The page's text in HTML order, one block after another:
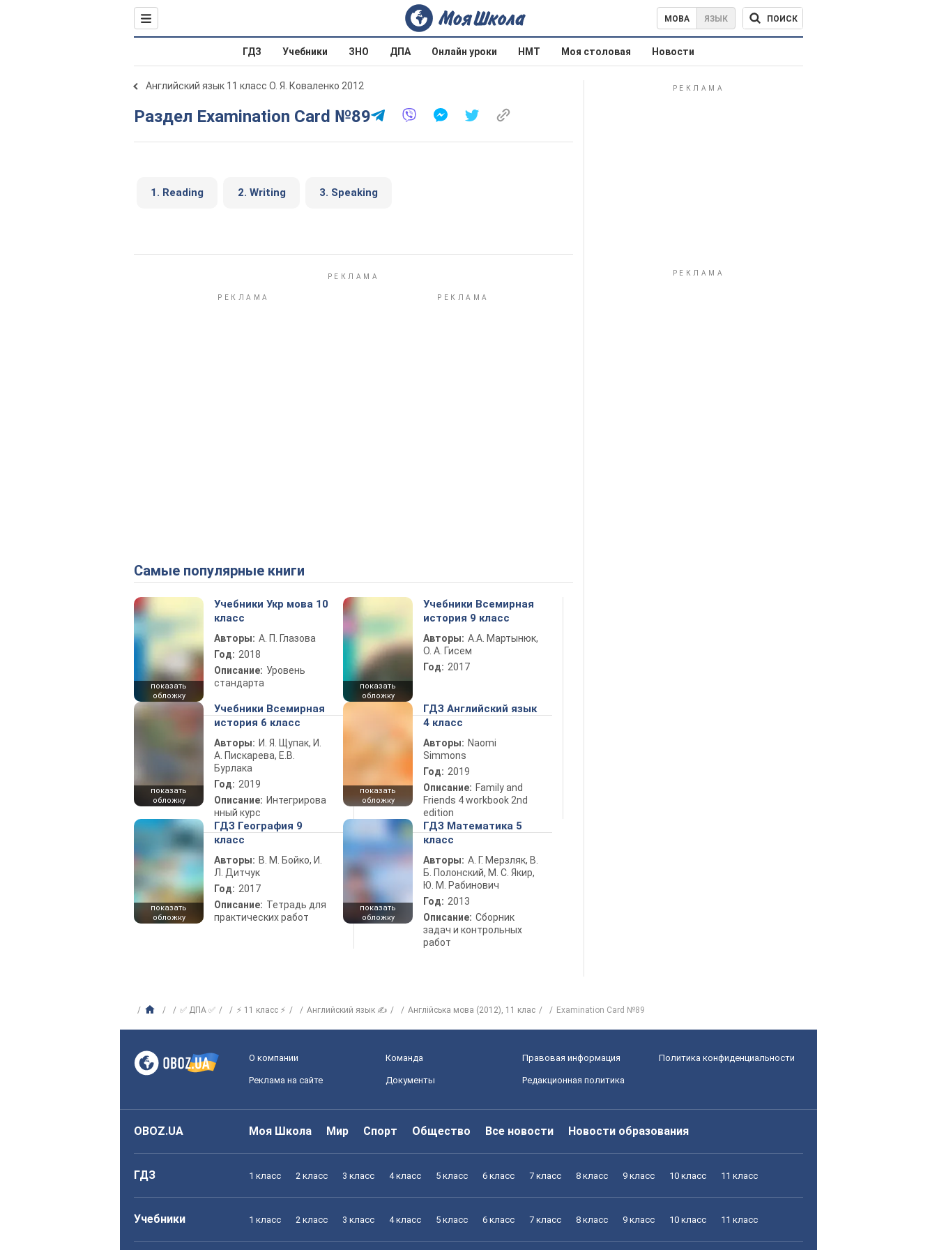
МОВА ЯЗЫК ПОИСК
ГДЗ Учебники ЗНО ДПА Онлайн уроки НМТ Моя столовая Новости
Английский язык 11 класс О. Я. Коваленко 2012
Раздел Examination Card №89
1. Reading 2. Writing 3. Speaking
Самые популярные книги
показать
обложку
Учебники Укр мова 10
класс
Авторы: А. П. Глазова
Год: 2018
Описание: Уровень
стандарта
показать
обложку
Учебники Всемирная
история 9 класс
Авторы: А.А. Мартынюк,
О. А. Гисем
Год: 2017
показать
обложку
Учебники Всемирная
история 6 класс
Авторы: И. Я. Щупак, И.
А. Пискарева, Е.В.
Бурлака
Год: 2019
Описание: Интегрирова
нный курс
показать
обложку
ГДЗ Английский язык
4 класс
Авторы: Naomi
Simmons
Год: 2019
Описание: Family and
Friends 4 workbook 2nd
edition
показать
обложку
ГДЗ География 9
класс
Авторы: В. М. Бойко, И.
Л. Дитчук
Год: 2017
Описание: Тетрадь для
практических работ
показать
обложку
ГДЗ Математика 5
класс
Авторы: А. Г. Мерзляк, В.
Б. Полонский, М. С. Якир,
Ю. М. Рабинович
Год: 2013
Описание: Сборник
задач и контрольных
работ
✅ ДПА ✅ ⚡ 11 класс ⚡ Английский язык ✍ Англійська мова (2012), 11 клас Examination Card №89
О компании Команда Правовая информация Политика конфиденциальности
Реклама на сайте Документы Редакционная политика
OBOZ.UA Моя Школа Мир Спорт Общество Все новости Новости образования
ГДЗ 1 класс 2 класс 3 класс 4 класс 5 класс 6 класс 7 класс 8 класс 9 класс 10 класс 11 класс
Учебники 1 класс 2 класс 3 класс 4 класс 5 класс 6 класс 7 класс 8 класс 9 класс 10 класс 11 класс